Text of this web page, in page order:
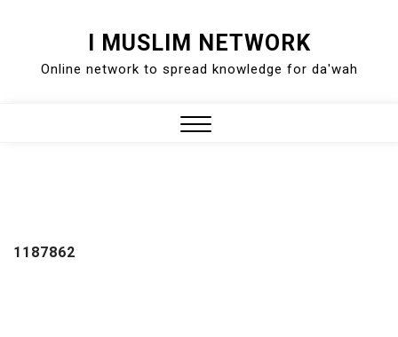
content
I MUSLIM NETWORK
Online network to spread knowledge for da'wah
1187862